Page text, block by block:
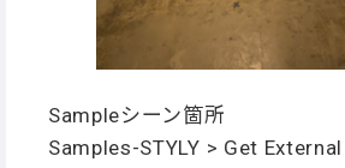
Sampleシーン箇所
Samples-STYLY > Get